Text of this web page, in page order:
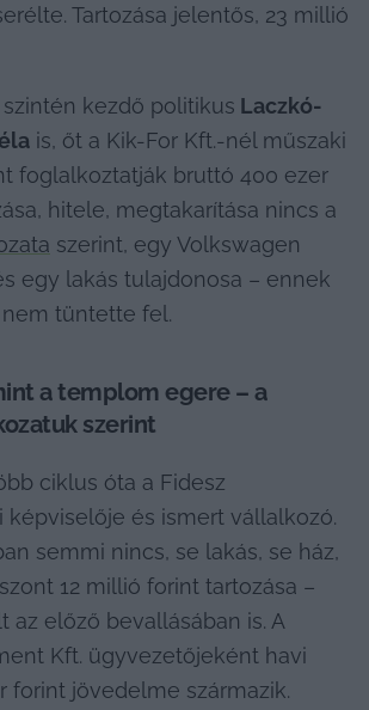
Tartozása jelentős, 23 millió
kezdő politikus Laczkó-
is, őt a Kik-For Kft.-nél műszaki
foglalkoztatják bruttó 400 ezer
szerint, egy Volkswagen
egy lakás tulajdonosa – ennek
tüntette fel.
a templom egere – a
szerint
ciklus óta a Fidesz
képviselője és ismert vállalkozó.
semmi nincs, se lakás, se ház,
12 millió forint tartozása –
az előző bevallásában is. A
Kft. ügyvezetőjeként havi
forint jövedelme származik.